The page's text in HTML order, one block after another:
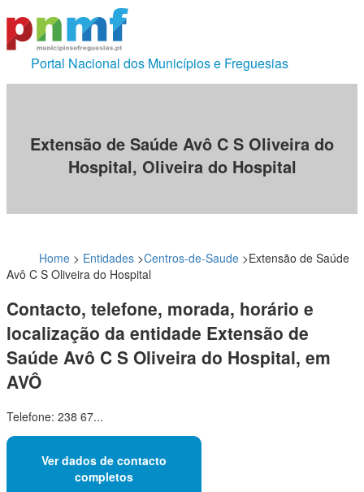
Portal Nacional dos Municípios e Freguesias
Extensão de Saúde Avô C S Oliveira do
Hospital, Oliveira do Hospital
Home > Entidades >Centros-de-Saude >Extensão de Saúde
Avô C S Oliveira do Hospital
Contacto, telefone, morada, horário e
localização da entidade Extensão de
Saúde Avô C S Oliveira do Hospital, em
AVÔ
Telefone: 238 67...
Ver dados de contacto
completos